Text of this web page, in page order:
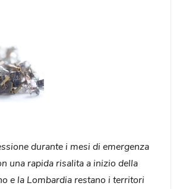
durante i mesi di emergenza
una rapida risalita a inizio della
e la Lombardia restano i territori